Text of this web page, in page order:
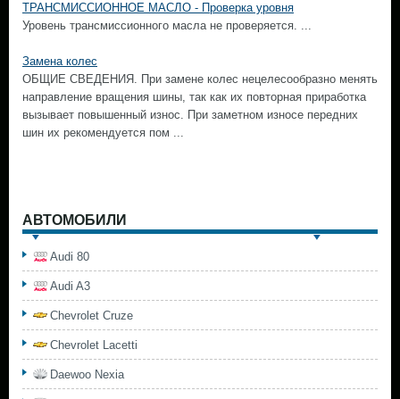
ТРАНСМИССИОННОЕ МАСЛО - Проверка уровня
Уровень трансмиссионного масла не проверяется. ...
Замена колес
ОБЩИЕ СВЕДЕНИЯ. При замене колес нецелесообразно менять
направление вращения шины, так как их повторная приработка
вызывает повышенный износ. При заметном износе передних
шин их рекомендуется пом ...
АВТОМОБИЛИ
Audi 80
Audi A3
Chevrolet Cruze
Chevrolet Lacetti
Daewoo Nexia